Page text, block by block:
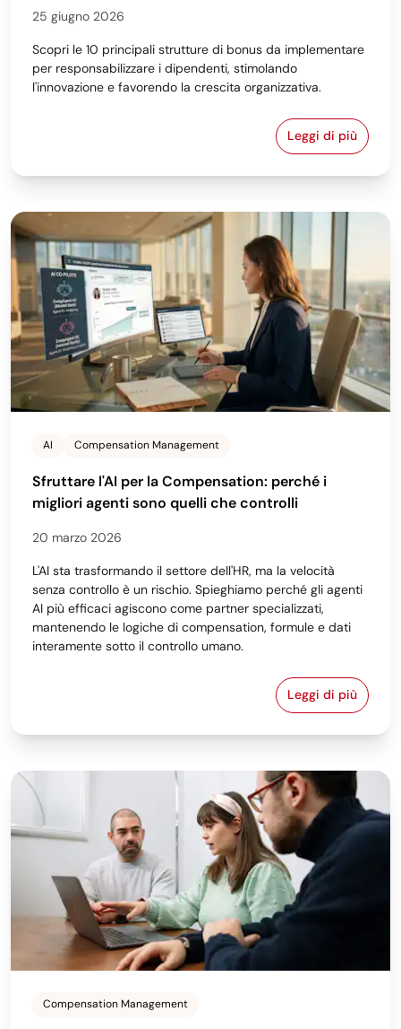
25 giugno 2026
Scopri le 10 principali strutture di bonus da implementare
per responsabilizzare i dipendenti, stimolando
l'innovazione e favorendo la crescita organizzativa.
Leggi di piùI 10 esempi
AI Compensation Management
Sfruttare l'AI per la Compensation: perché i
migliori agenti sono quelli che controlli
20 marzo 2026
L'AI sta trasformando il settore dell'HR, ma la velocità
senza controllo è un rischio. Spieghiamo perché gli agenti
AI più efficaci agiscono come partner specializzati,
mantenendo le logiche di compensation, formule e dati
interamente sotto il controllo umano.
Leggi di piùSfruttare l'AI
Compensation Management